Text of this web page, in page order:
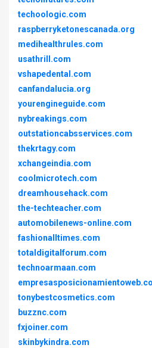
techoologic.com
raspberryketonescanada.org
medihealthrules.com
usathrill.com
vshapedental.com
canfandalucia.org
yourengineguide.com
nybreakings.com
outstationcabsservices.com
thekrtagy.com
xchangeindia.com
coolmicrotech.com
dreamhousehack.com
the-techteacher.com
automobilenews-online.com
fashionalltimes.com
totaldigitalforum.com
technoarmaan.com
tonybestcosmetics.com
buzznc.com
fxjoiner.com
skinbykindra.com